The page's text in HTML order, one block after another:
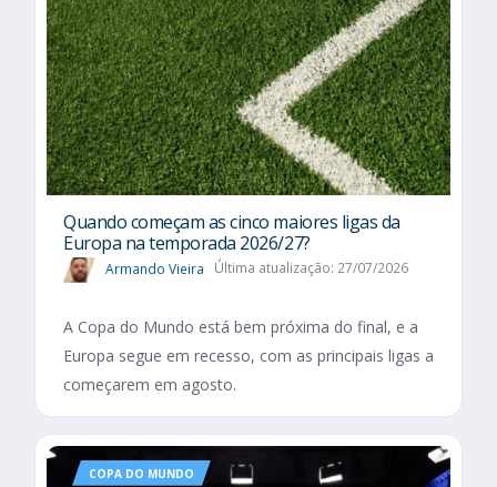
Quando começam as cinco maiores ligas da
Europa na temporada 2026/27?
Armando Vieira Última atualização: 27/07/2026
A Copa do Mundo está bem próxima do final, e a
Europa segue em recesso, com as principais ligas a
começarem em agosto.
COPA DO MUNDO